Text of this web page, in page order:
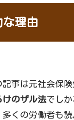
な理由
事は元社会保
けのザル法でしか
くの労働者も